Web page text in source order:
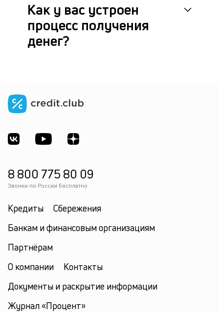
Как у вас устроен
процесс получения
денег?
8 800 775 80 09
Звонки по России бесплатно
Кредиты
Сбережения
Банкам и финансовым организациям
Партнёрам
О компании
Контакты
Документы и раскрытие информации
Журнал «Процент»